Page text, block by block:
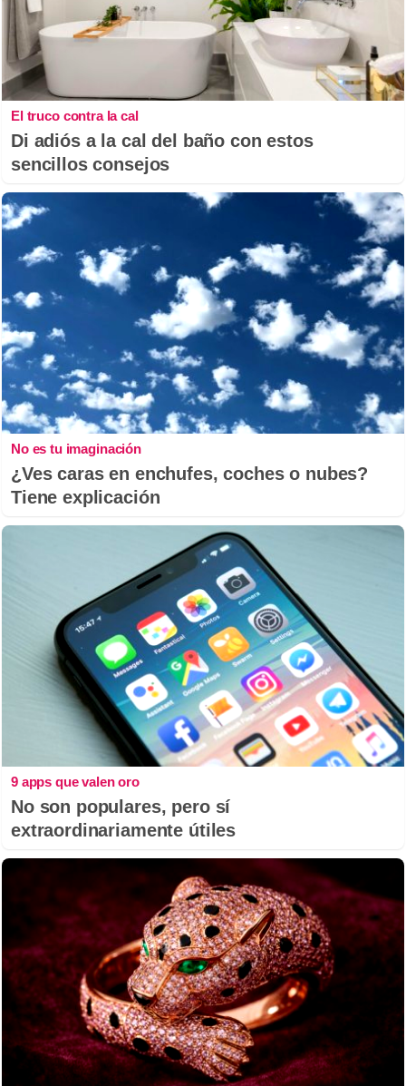
El truco contra la cal
Di adiós a la cal del baño con estos
sencillos consejos
No es tu imaginación
¿Ves caras en enchufes, coches o nubes?
Tiene explicación
9 apps que valen oro
No son populares, pero sí
extraordinariamente útiles